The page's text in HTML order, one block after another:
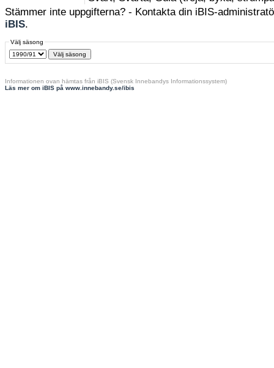
Stämmer inte uppgifterna? - Kontakta din iBIS-
iBIS.
Välj säsong
Informationen ovan hämtas från iBIS (Svensk Innebandys Informationssystem)
Läs mer om iBIS på www.innebandy.se/ibis